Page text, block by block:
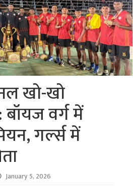
खो-खो
वर्ग में
गर्ल्स में
January 5, 2026